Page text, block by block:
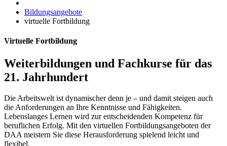
Bildungsangebote
virtuelle Fortbildung
Virtuelle Fortbildung
Weiterbildungen und Fachkurse für das
21. Jahrhundert
Die Arbeitswelt ist dynamischer denn je – und damit steigen auch
die Anforderungen an Ihre Kenntnisse und Fähigkeiten.
Lebenslanges Lernen wird zur entscheidenden Kompetenz für
beruflichen Erfolg. Mit den virtuellen Fortbildungsangeboten der
DAA meistern Sie diese Herausforderung spielend leicht und
flexibel.